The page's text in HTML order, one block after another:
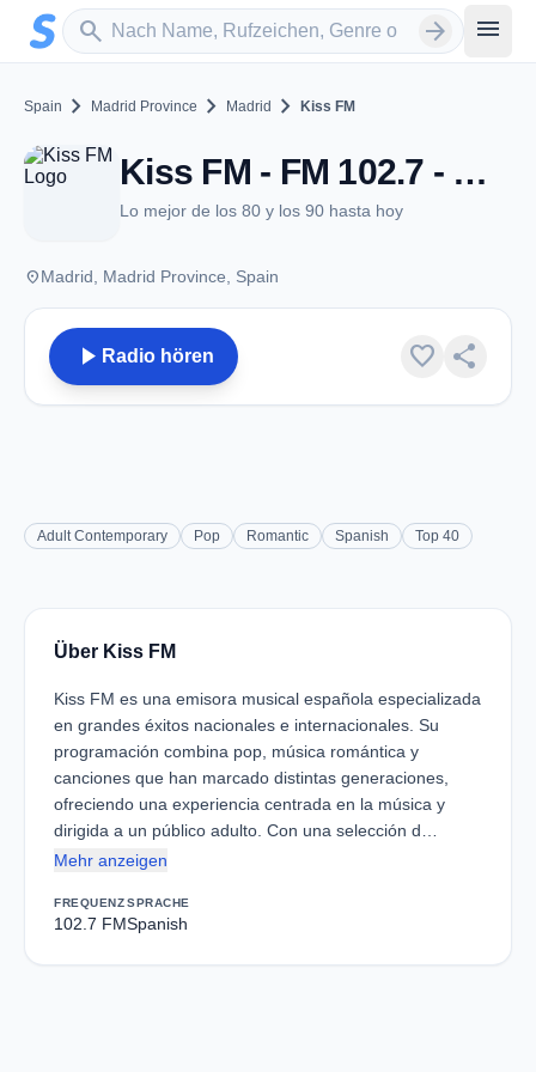
Zum Hauptinhalt springen
search
Sender suchen arrow_forward menu
Spain chevron_right Madrid Province chevron_right Madrid chevron_right Kiss FM
Kiss FM - FM 102.7 - Madrid
Lo mejor de los 80 y los 90 hasta hoy
placeMadrid, Madrid Province, Spain
play_arrow Radio hören favorite share
Adult Contemporary Pop Romantic Spanish Top 40
Über Kiss FM
Kiss FM es una emisora musical española especializada
en grandes éxitos nacionales e internacionales. Su
programación combina pop, música romántica y
canciones que han marcado distintas generaciones,
ofreciendo una experiencia centrada en la música y
dirigida a un público adulto. Con una selección d…
Mehr anzeigen
FREQUENZ
102.7 FM
SPRACHE
Spanish